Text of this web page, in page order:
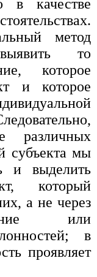
в качестве
метод
то
которое
и которое
различных
субъекта мы
и выделить
кото­рый
а не через
или
в
прояв­ляет